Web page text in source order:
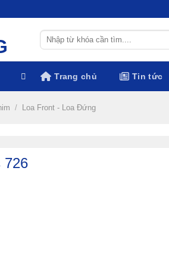
Tìm
kiếm:
Trang chủ Tin tức
/ Loa Front - Loa Đứng
726